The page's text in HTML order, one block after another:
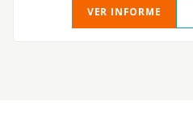
VER INFORME